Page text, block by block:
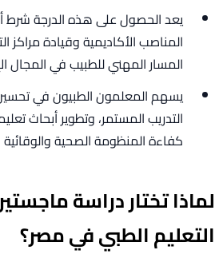
يعد الحصول على هذه الدرجة شرط
المناصب الأكاديمية وقيادة مراكز
المسار المهني للطبيب في المجال
يسهم المعلمون الطبيون في تحسين
التدريب المستمر، وتطوير أبحاث
كفاءة المنظومة الصحية
لماذا تختار دراسة
التعليم الطبي في مصر؟